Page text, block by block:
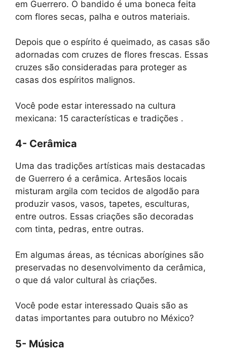
em Guerrero. O bandido é uma boneca feita
com flores secas, palha e outros materiais.
Depois que o espírito é queimado, as casas são
adornadas com cruzes de flores frescas. Essas
cruzes são consideradas para proteger as
casas dos espíritos malignos.
Você pode estar interessado na cultura
mexicana: 15 características e tradições .
4- Cerâmica
Uma das tradições artísticas mais destacadas
de Guerrero é a cerâmica. Artesãos locais
misturam argila com tecidos de algodão para
produzir vasos, vasos, tapetes, esculturas,
entre outros. Essas criações são decoradas
com tinta, pedras, entre outras.
Em algumas áreas, as técnicas aborígines são
preservadas no desenvolvimento da cerâmica,
o que dá valor cultural às criações.
Você pode estar interessado Quais são as
datas importantes para outubro no México?
5- Música